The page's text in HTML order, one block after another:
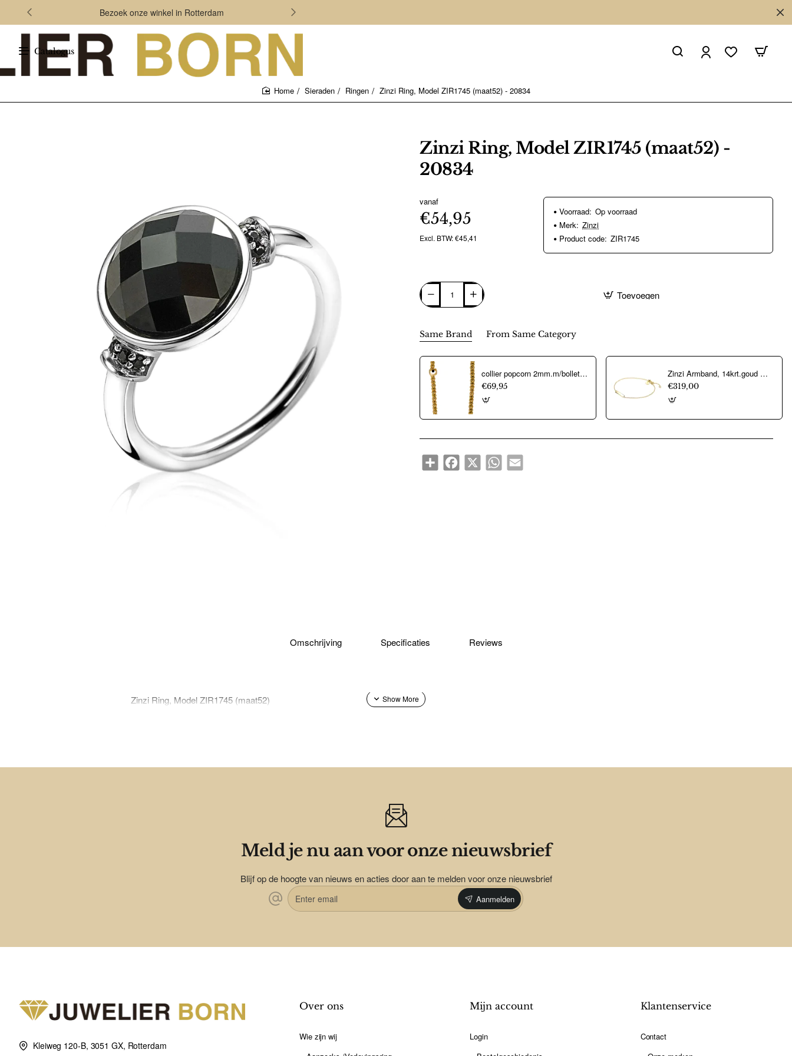
Bezoek onze winkel in Rotterdam
Catalogus
Sieraden Ringen Zinzi Ring, Model ZIR1745 (maat52) - 20834
Zinzi Ring, Model ZIR1745 (maat52) -
20834
vanaf
€54,95
Excl. BTW: €45,41
Voorraad: Op voorraad
Merk: Zinzi
Product code: ZIR1745
Toevoegen
Same Brand From Same Category
collier popcorn 2mm.m/bolletjes verguld - 12915
€69,95
Zinzi Armband, 14krt.goud model ZGA176 Goud (lengte: 17-19cm.) - 16173
€319,00
ShareFacebook
X WhatsAppEmail
Omschrijving Specificaties Reviews
Zinzi Ring, Model ZIR1745 (maat52)
Meld je nu aan voor onze nieuwsbrief
Blijf op de hoogte van nieuws en acties door aan te melden voor onze nieuwsbrief
Enter
email
Aanmelden
Kleiweg 120-B, 3051 GX, Rotterdam
Over ons
Wie zijn wij
Mijn account
Login
Klantenservice
Contact